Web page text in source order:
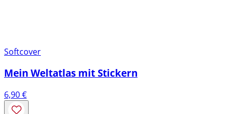
Softcover
Mein Weltatlas mit Stickern
6,90€